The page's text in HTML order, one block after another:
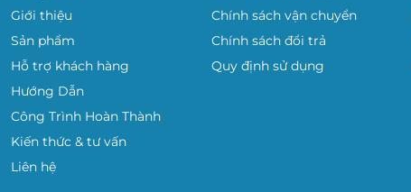
sách vô cùng ưu đãi:
và sản xuất lắp ráp tại Việt Nam
qua các khâu trước khi xuất hàng.
TP.HCM nên rất thuận cho khách hàng khi mua hàng
thời gian chờ đợi.
Giới thiệu
Sản phẩm
Hỗ trợ khách hàng
Hướng Dẫn
Công Trình Hoàn Thành
Kiến thức & tư vấn
Liên hệ
Chính sách vận chuyển
Chính sách đổi trả
Quy định sử dụng